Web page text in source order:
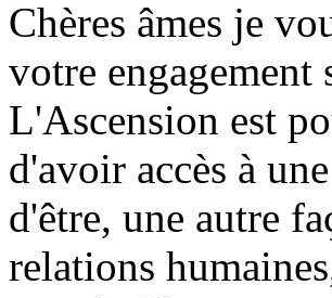
Chères âmes je
votre engagement
L'Ascension est
d'avoir accès à
d'être, une autre
relations